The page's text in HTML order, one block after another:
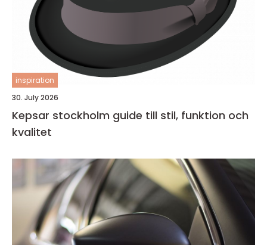
inspiration
30. July 2026
Kepsar stockholm guide till stil, funktion och
kvalitet